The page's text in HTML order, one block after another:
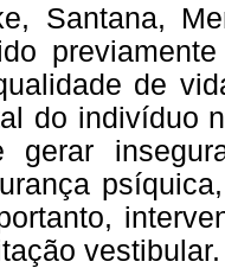
Santana,
de
do indivíduo
gerar
vestibular.